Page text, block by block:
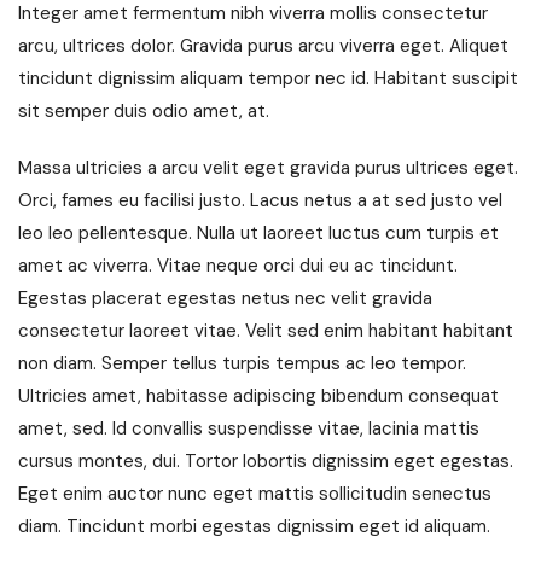
Integer amet fermentum nibh viverra mollis consectetur
arcu, ultrices dolor. Gravida purus arcu viverra eget. Aliquet
tincidunt dignissim aliquam tempor nec id. Habitant suscipit
sit semper duis odio amet, at.
Massa ultricies a arcu velit eget gravida purus ultrices eget.
Orci, fames eu facilisi justo. Lacus netus a at sed justo vel
leo leo pellentesque. Nulla ut laoreet luctus cum turpis et
amet ac viverra. Vitae neque orci dui eu ac tincidunt.
Egestas placerat egestas netus nec velit gravida
consectetur laoreet vitae. Velit sed enim habitant habitant
non diam. Semper tellus turpis tempus ac leo tempor.
Ultricies amet, habitasse adipiscing bibendum consequat
amet, sed. Id convallis suspendisse vitae, lacinia mattis
cursus montes, dui. Tortor lobortis dignissim eget egestas.
Eget enim auctor nunc eget mattis sollicitudin senectus
diam. Tincidunt morbi egestas dignissim eget id aliquam.